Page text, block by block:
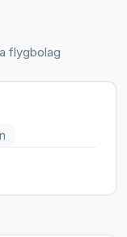
flygbolag